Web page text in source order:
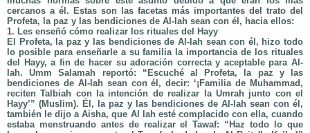
cercanos a él. Estas son las facetas más importantes del trato del
Profeta, la paz y las bendiciones de Al-lah sean con él, hacia ellos:
1. Les enseñó cómo realizar los rituales del Hayy
El Profeta, la paz y las bendiciones de Al-lah sean con él, hizo todo
lo posible para enseñarle a su familia la importancia de los rituales
del Hayy, a fin de hacer su adoración correcta y aceptable para Al-
lah. Umm Salamah reportó: “Escuché al Profeta, la paz y las
bendiciones de Al-lah sean con él, decir: ‘¡Familia de Muhammad,
reciten Talbiah con la intención de realizar la Umrah junto con el
Hayy’” (Muslim). Él, la paz y las bendiciones de Al-lah sean con él,
también le dijo a Aisha, que Al lah esté complacido con ella, cuando
estaba menstruando antes de realizar el Tawaf: “Haz todo lo que